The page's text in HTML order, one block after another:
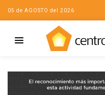
05 de AGOSTO del 2026